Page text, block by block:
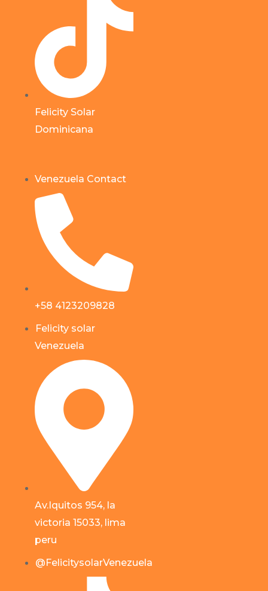
Felicity Solar
Dominicana
Venezuela Contact
+58 4123209828
Felicity solar
Venezuela
Av.Iquitos 954, la
victoria 15033, lima
peru
@FelicitysolarVenezuela